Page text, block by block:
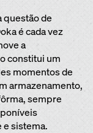
questão de
é cada vez
a
constitui um
momentos de
armazenamento,
sempre
sistema.